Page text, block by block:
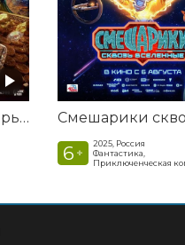
Последний богатырь. Колобок
6 +
2025, Россия
Фантастика,
Приключенческая